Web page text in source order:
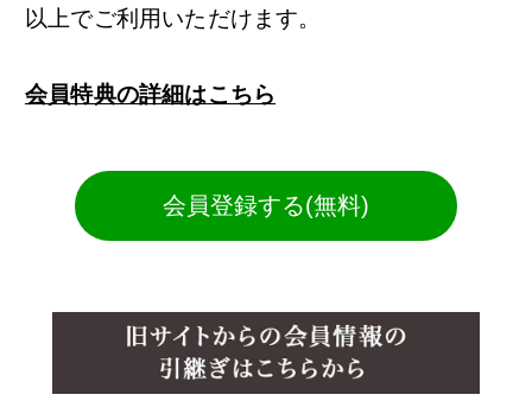
以上でご利用いただけます。
会員特典の詳細はこちら
会員登録する(無料)